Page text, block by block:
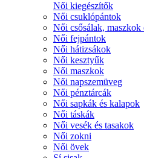
Női kiegészítők
Női csuklópántok
Női csősálak, maszkok
Női fejpántok
Női hátizsákok
Női kesztyűk
Női maszkok
Női napszemüveg
Női pénztárcák
Női sapkák és kalapok
Női táskák
Női vesék és tasakok
Női zokni
Női övek